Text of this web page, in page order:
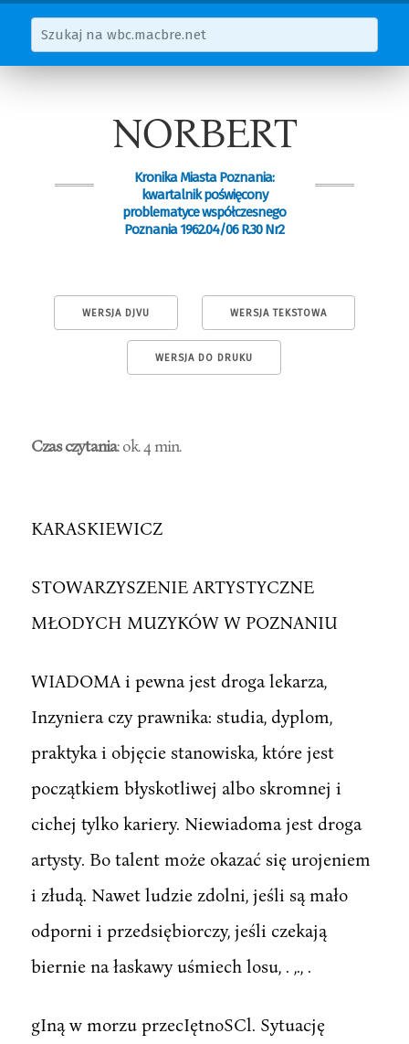
NORBERT
Kronika Miasta Poznania:
kwartalnik poświęcony
problematyce współczesnego
Poznania 1962.04/06 R.30 Nr2
WERSJA DJVU WERSJA TEKSTOWA
WERSJA DO DRUKU
Czas czytania: ok. 4 min.
KARASKIEWICZ
STOWARZYSZENIE ARTYSTYCZNE
MŁODYCH MUZYKÓW W POZNANIU
WIADOMA i pewna jest droga lekarza,
Inzyniera czy prawnika: studia, dyplom,
praktyka i objęcie stanowiska, które jest
początkiem błyskotliwej albo skromnej i
cichej tylko kariery. Niewiadoma jest droga
artysty. Bo talent może okazać się urojeniem
i złudą. Nawet ludzie zdolni, jeśli są mało
odporni i przedsiębiorczy, jeśli czekają
biernie na łaskawy uśmiech losu, . ,., .
gIną w morzu przecIętnoSCl. Sytuację